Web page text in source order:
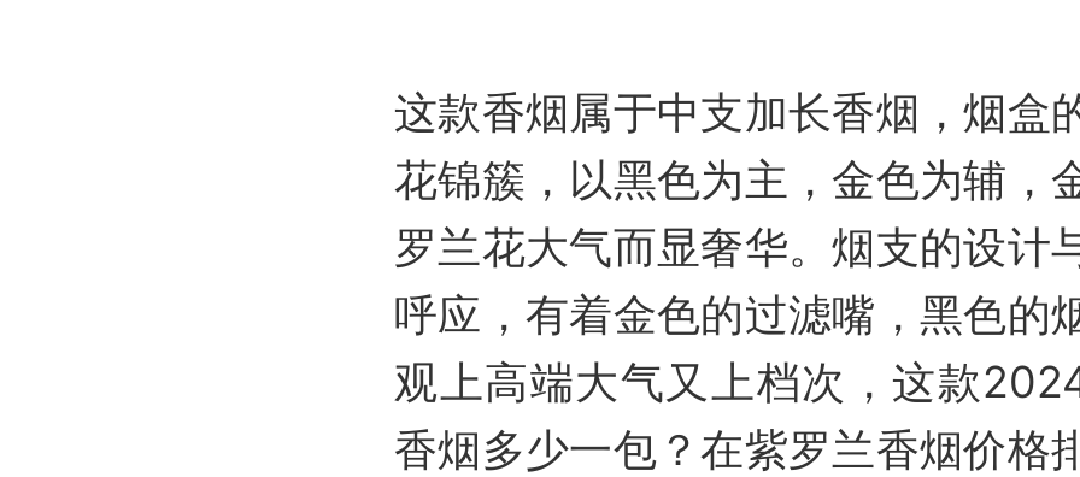
这款香烟属于中支加长香烟，烟盒
花锦簇，以黑色为主，金色为辅，
罗兰花大气而显奢华。烟支的设计
呼应，有着金色的过滤嘴，黑色的
观上高端大气又上档次，这款
香烟多少一包？在紫罗兰香烟价格